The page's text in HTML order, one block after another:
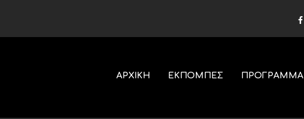
ΑΡΧΙΚΗ ΕΚΠΟΜΠΕΣ ΠΡΟΓΡΑΜΜΑ